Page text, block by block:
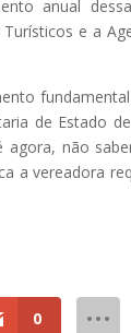
anual
e a
de Estado
não
a vereadora
0